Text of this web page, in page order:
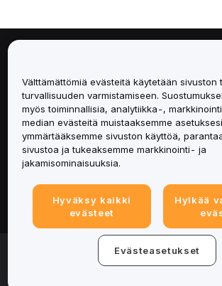
Palvelut
Tuki
Tuotteet
Lakiasiat
© 2025-2026 Bybit.eu. All rights reserved.
Välttämättömiä evästeitä käytetään sivuston
turvallisuuden varmistamiseen.
myös toiminnallisia, analytiikka-,
median evästeitä muistaaksemme
ymmärtääksemme sivuston käyttöä,
sivustoa ja tukeaksemme markkinointi- ja
jakamisominaisuuksia.
Hyväksy kaikki
evästeet
Hylkää
Evästeasetukset